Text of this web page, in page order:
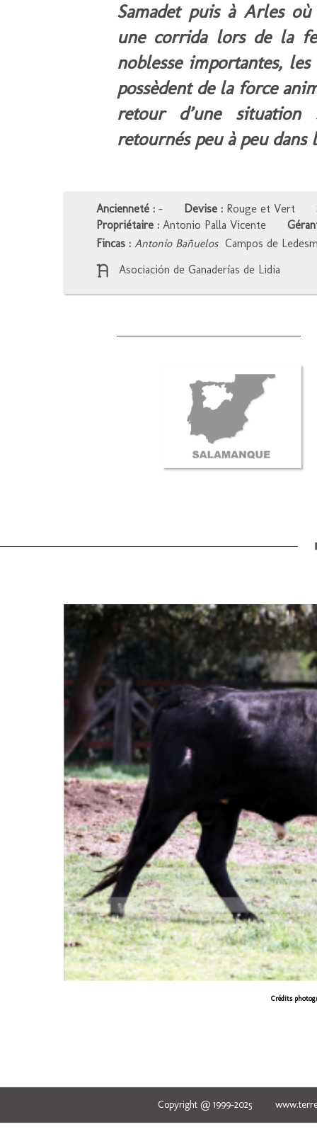
Samadet puis à Arles
une corrida lors de la
noblesse importantes,
possèdent de la force
retour d’une
retournés peu à peu dans
Ancienneté : - Devise : Rouge et Vert
Propriétaire : Antonio Palla Vicente
Fincas : Antonio Bañuelos Campos de
Asociación de Ganaderías de Lidia
Crédits
Copyright @ 1999-2025